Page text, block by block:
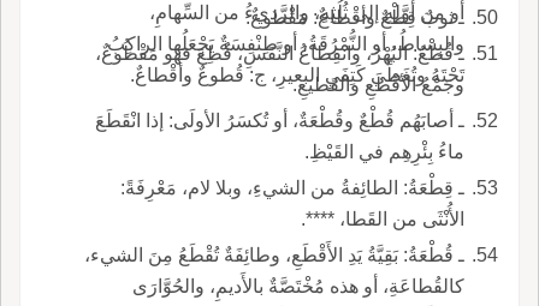
أو من أوَّلِهِ إلى ثُلُثِهِ، والرَّديءُ من السِّهامِ،
والبِساطُ، أو النُّمْرُقَةُ، أو طِنْفِسَةٌ يَجْعَلُها الراكِبُ
تَحْتَهُ وتُغَطِّي كَتِفَيِ البعيرِ، ج: قُطوعٌ وأقْطاعٌ.
ـ ثوبٌ قِطْعٌ وأقْطاعٌ: مَقْطوعٌ.
ـ قُطْعُ: البُهْرُ، وانقِطاعُ النَّفَسِ، قُطِعَ فهو مَقْطُوعٌ،
وجَمْعُ الأقْطَعِ والقَطيعِ.
ـ أصابَهُم قُطْعٌ وقُطْعَةٌ، أو تُكسَرُ الأولَى: إذا انْقَطَعَ
ماءُ بِئْرِهِم في القَيْظِ.
ـ قِطْعَةُ: الطائِفةُ من الشيءِ، وبلا لام، مَعْرِفَةً:
الأُنْثَى من القَطا، ****.
ـ قُطْعَةُ: بَقِيَّةُ يَدِ الأَقْطَعِ، وطائِفَةٌ تُقْطَعُ مِنَ الشيء،
كالقُطاعَةِ، أو هذه مُخْتَصَّةٌ بالأَديمِ، والحُوَّارَى